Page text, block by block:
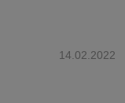
14.02.2022